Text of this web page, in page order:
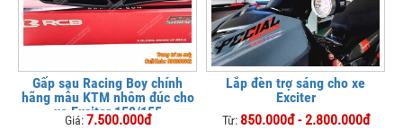
Gấp sau Racing Boy chính
hãng mẫu KTM nhôm đúc cho
xe Exciter 150/155
Giá:7.500.000đ
Lắp đèn trợ sáng cho xe
Exciter
Từ: 850.000đ - 2.800.000đ